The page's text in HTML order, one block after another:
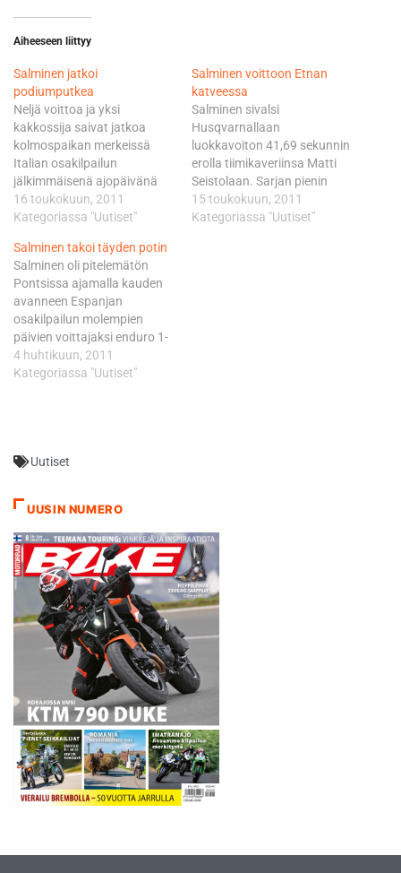
Aiheeseen liittyy
Salminen jatkoi
podiumputkea
Neljä voittoa ja yksi
kakkossija saivat jatkoa
kolmospaikan merkeissä
Italian osakilpailun
jälkimmäisenä ajopäivänä
Sisilian Francavillassa. -En
voi olla tähän sijoitukseen
varsinkaan siinä mielessä,
että ylsin podiumille vähän
huonompanakin päivänä.
Salminen johti luokkaansa
vielä ensimmäisen
kierroksen jälkeen, kunnes
pelin henki muuttui toisella
crossitestillä. - Kaaduin
16 toukokuun, 2011
Kategoriassa "Uutiset"
Salminen voittoon Etnan
katveessa
Salminen sivalsi
Husqvarnallaan
luokkavoiton 41,69 sekunnin
erolla tiimikaveriinsa Matti
Seistolaan. Sarjan pienin
luokka oli Välimeren
suurimmalla saarella
15 toukokuun, 2011
Kategoriassa "Uutiset"
Salminen takoi täyden potin
Salminen oli pitelemätön
Pontsissa ajamalla kauden
avanneen Espanjan
osakilpailun molempien
päivien voittajaksi enduro 1-
luokassa. - Ei voi valittaa.
Ihan mukavasti on mennyt.
tyytyväinen Salminen.
mahdollisuudet putsata tällä
kaudella sarjan pienimmän
luokan mitalipöytä muruja
myöten. Salminen…
4 huhtikuun, 2011
Kategoriassa "Uutiset"
Uutiset
UUSIN NUMERO